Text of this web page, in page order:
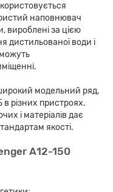
наповнювач
вироблені за цією
дистильованої води і
модельний ряд,
різних пристроях.
і матеріалів дає
якості.
А12-150